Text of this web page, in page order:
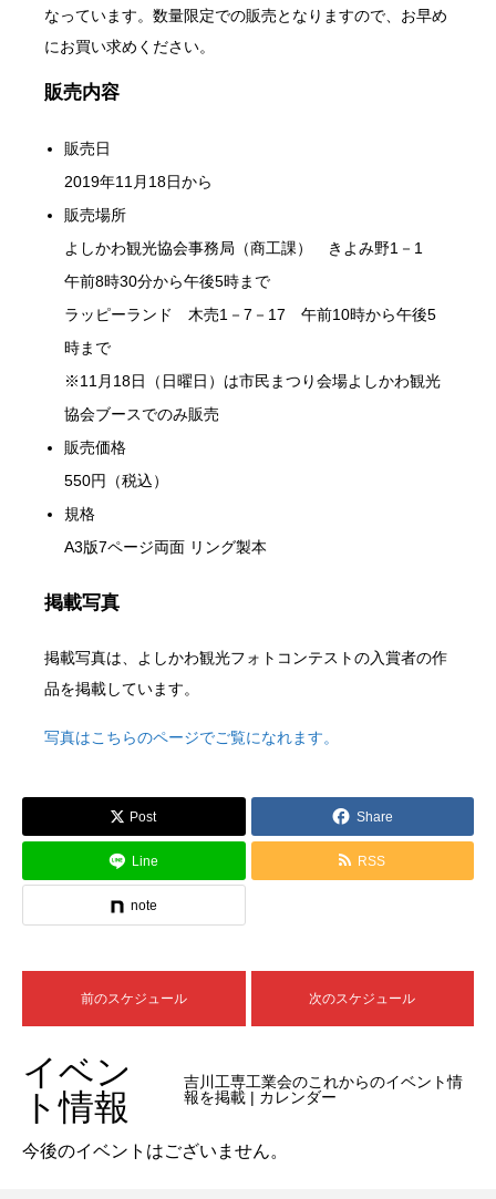
なっています。数量限定での販売となりますので、お早め
にお買い求めください。
販売内容
販売日
2019年11月18日から
販売場所
よしかわ観光協会事務局（商工課） きよみ野1－1
午前8時30分から午後5時まで
ラッピーランド 木売1－7－17 午前10時から午後5
時まで
※11月18日（日曜日）は市民まつり会場よしかわ観光
協会ブースでのみ販売
販売価格
550円（税込）
規格
A3版7ページ両面 リング製本
掲載写真
掲載写真は、よしかわ観光フォトコンテストの入賞者の作
品を掲載しています。
写真はこちらのページでご覧になれます。
Post Share
Line RSS
note
前のスケジュール 次のスケジュール
イベン
ト情報
吉川工専工業会のこれからのイベント情
報を掲載 | カレンダー
今後のイベントはございません。